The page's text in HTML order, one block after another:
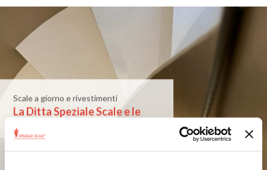
Scale a giorno e rivestimenti
La Ditta Speziale Scale e le
Sue Soluzioni per Interni
Nell'universo dell'interior design, pochi
elementi sono tanto funzionali quanto